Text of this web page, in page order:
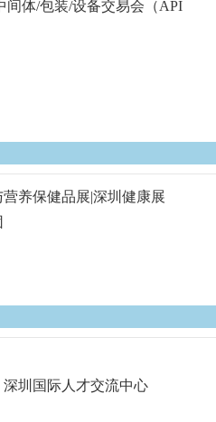
间体/包装/设备交易会（API
养保健品展|深圳健康展
圳国际人才交流中心